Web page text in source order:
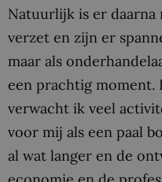
Natuurlijk is er
verzet en zijn er
maar als
een prachtig moment.
verwacht ik veel
voor mij als een paal
al wat langer en de